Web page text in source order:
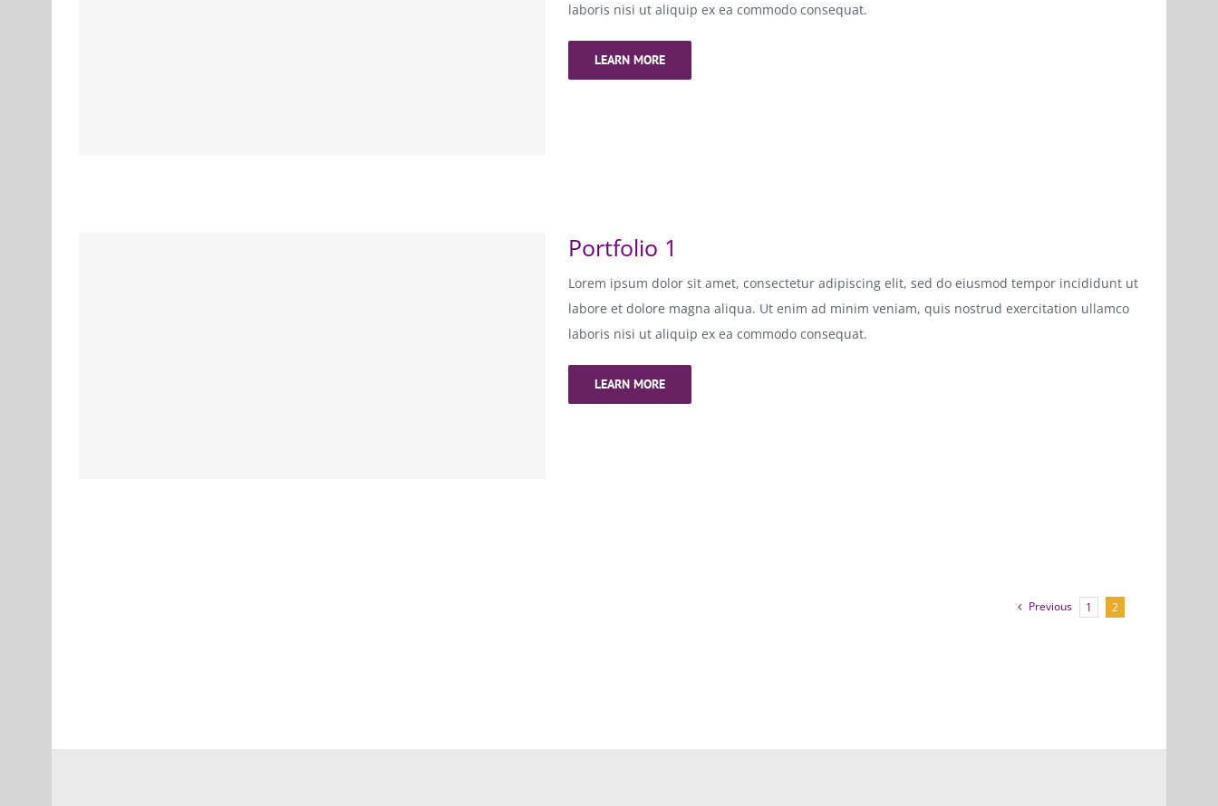
laboris nisi ut aliquip ex ea commodo consequat.
LEARN MORE
Portfolio 1
Lorem ipsum dolor sit amet, consectetur adipiscing elit, sed do eiusmod tempor incididunt ut
labore et dolore magna aliqua. Ut enim ad minim veniam, quis nostrud exercitation ullamco
laboris nisi ut aliquip ex ea commodo consequat.
LEARN MORE
Previous 1 2